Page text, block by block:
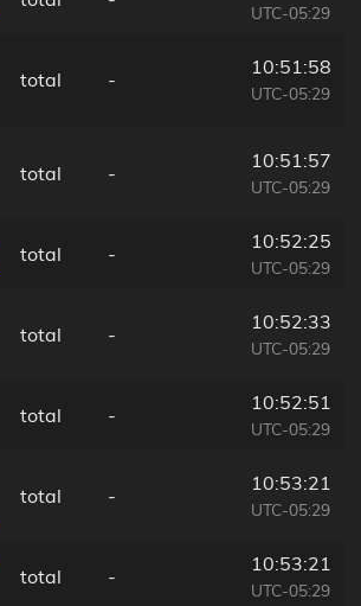
UTC-05:29
total -
10:51:58
UTC-05:29
total -
10:51:57
UTC-05:29
total -
10:52:25
UTC-05:29
total -
10:52:33
UTC-05:29
total -
10:52:51
UTC-05:29
total -
10:53:21
UTC-05:29
total -
10:53:21
UTC-05:29